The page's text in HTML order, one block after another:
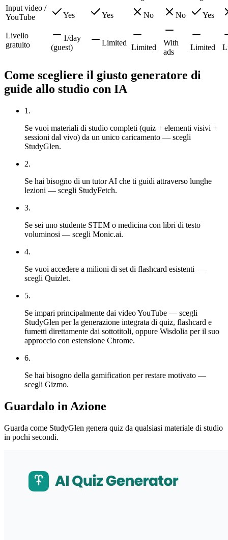
Input video /
YouTube
Yes Yes No No Yes
Livello
gratuito
1/day
(guest)
Limited
Limited
With
ads
Limited
Come scegliere il giusto generatore di
guide allo studio con IA
1 .
Se vuoi materiali di studio completi (quiz + elementi visivi +
sessioni dal vivo) da un unico caricamento — scegli
StudyGlen.
2.
Se hai bisogno di un tutor AI che ti guidi attraverso lunghe
lezioni — scegli StudyFetch.
3.
Se sei uno studente STEM o medicina con libri di testo
voluminosi — scegli Monic.ai.
4.
Se vuoi accedere a milioni di set di flashcard esistenti —
scegli Quizlet.
5.
Se impari principalmente dai video YouTube — scegli
StudyGlen per la generazione integrata di quiz, flashcard e
fumetti direttamente dai sottotitoli, oppure Wisdolia per il suo
approccio con estensione Chrome.
6.
Se hai bisogno della gamification per restare motivato —
scegli Gizmo.
Guardalo in Azione
Guarda come StudyGlen genera quiz da qualsiasi materiale di studio
in pochi secondi.